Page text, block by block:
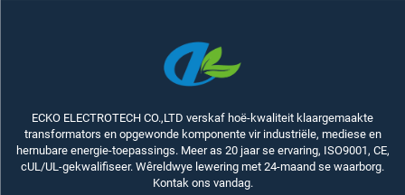
ECKO ELECTROTECH CO.,LTD verskaf hoë-kwaliteit klaargemaakte
transformators en opgewonde komponente vir industriële, mediese en
hernubare energie-toepassings. Meer as 20 jaar se ervaring, ISO9001, CE,
cUL/UL-gekwalifiseer. Wêreldwye lewering met 24-maand se waarborg.
Kontak ons vandag.